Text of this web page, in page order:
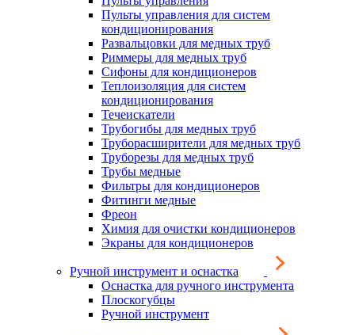
Пульты управления для систем
кондиционирования
Развальцовки для медных труб
Риммеры для медных труб
Сифоны для кондиционеров
Теплоизоляция для систем
кондиционирования
Течеискатели
Трубогибы для медных труб
Труборасширители для медных труб
Труборезы для медных труб
Трубы медные
Фильтры для кондиционеров
Фитинги медные
Фреон
Химия для очистки кондиционеров
Экраны для кондиционеров
Ручной инструмент и оснастка
Оснастка для ручного инструмента
Плоскогубцы
Ручной инструмент